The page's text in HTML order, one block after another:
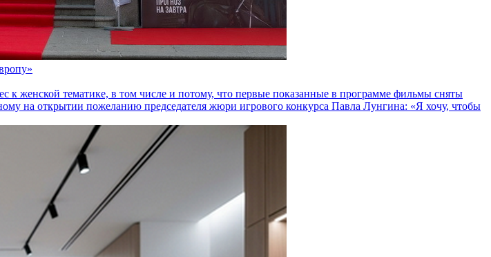
к женской тематике, в том числе и потому, что первые показанные в программе фильмы сняты
на открытии пожеланию председателя жюри игрового конкурса Павла Лунгина: «Я хочу, чтобы